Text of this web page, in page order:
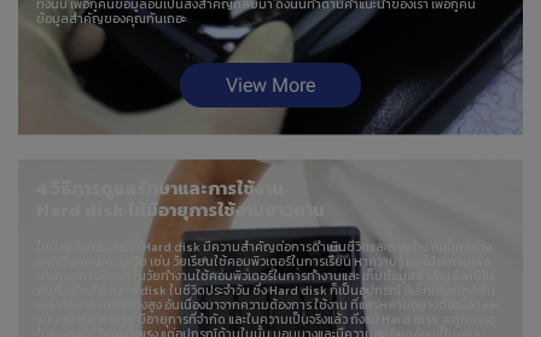
ทั้งนั้น เพื่อกู้คืนข้อมูลอันเป็นสิ่งสำคัญกลับมา ดังนั้นทำตามคำแนะนำของเรา เพื่อกู้คืน
ข้อมูลสำคัญของคุณกันเถอะ
View More
4 วิธีการดูแลรักษาและการใช้งาน
Hard disk ให้มีอายุการใช้งานยาวนาน
ในปัจจุบันกล่าวได้ว่า Hard disk มีความสำคัญต่อการดำเนินชีวิตและการทำงานเป็นอย่าง
มากกับทุกเพศ ทุกวัย เช่น วัยเรียนใช้คอมพิวเตอร์ในการเรียน หาความรู้ และโปรแกรมเพื่อ
ประกอบการศึกษา ในวัยทำงานใช้คอมพิวเตอร์ในการทำงานและ เก็บข้อมูลสำคัญ จึงหนีไม่
พ้นที่จะต้องใช้ Hard disk ในชีวิตประจำวัน ซึ่ง Hard disk ก็เป็นอุปกรณ์ อิเล็กทรอนิกส์ชิ้น
หนึ่งที่มีราคาค่อนข้างสูง อันเนื่องมาจากความต้องการ ใช้งาน ที่แพร่หลายอย่างต่อเนื่อง และ
แน่นอน Hard disk มีอายุการที่จำกัด และในความเป็นจริงแล้ว ถึงแม้ Hard disk จะถูกบรรจุ